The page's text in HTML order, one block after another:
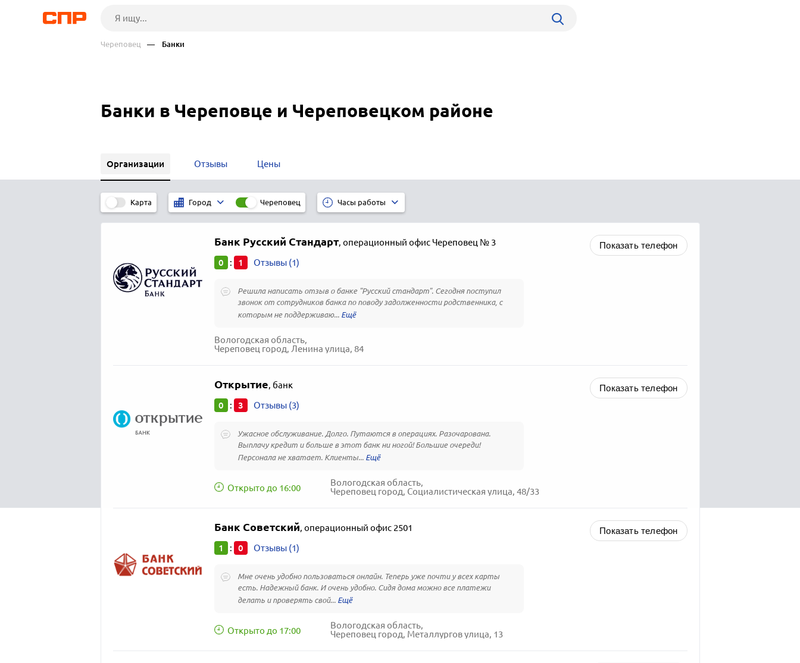
Череповец — Банки
Банки в Череповце и Череповецком районе
Организации Отзывы Цены
Карта Город Череповец Часы работы
Банк Русский Стандарт, операционный офис Череповец № 3
0 : 1 Отзывы (1)
Решила написать отзыв о банке "Русский стандарт". Сегодня поступил
звонок от сотрудников банка по поводу задолженности родственника, с
которым не поддерживаю...
Вологодская область,
Череповец город, Ленина улица, 84
Показать телефон
Открытие, банк
0 : 3 Отзывы (3)
Ужасное обслуживание. Долго. Путаются в операциях. Разочарована.
Выплачу кредит и больше в этот банк ни ногой! Большие очереди!
Персонала не хватает. Клиенты...
Открыто до 16:00
Вологодская область,
Череповец город, Социалистическая улица, 48/33
Показать телефон
Банк Советский, операционный офис 2501
1 : 0 Отзывы (1)
Мне очень удобно пользоваться онлайн. Теперь уже почти у всех карты
есть. Надежный банк. И очень удобно. Сидя дома можно все платежи
делать и проверять свой...
Открыто до 17:00
Вологодская область,
Череповец город, Металлургов улица, 13
Показать телефон